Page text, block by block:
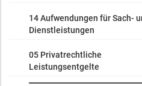
14 Aufwendungen für Sach-
Dienstleistungen
05 Privatrechtliche
Leistungsentgelte